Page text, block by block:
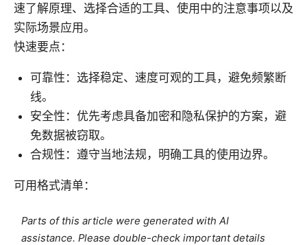
速了解原理、选择合适的工具、使用中的注意事项以及
实际场景应用。
快速要点：
可靠性：选择稳定、速度可观的工具，避免频繁断
线。
安全性：优先考虑具备加密和隐私保护的方案，避
免数据被窃取。
合规性：遵守当地法规，明确工具的使用边界。
可用格式清单：
Parts of this article were generated with AI
assistance. Please double-check important details